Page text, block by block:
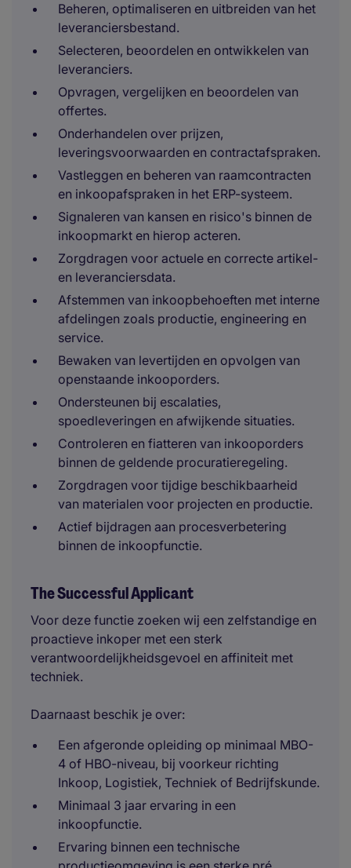
Beheren, optimaliseren en uitbreiden van het
leveranciersbestand.
Selecteren, beoordelen en ontwikkelen van
leveranciers.
Opvragen, vergelijken en beoordelen van
offertes.
Onderhandelen over prijzen,
leveringsvoorwaarden en contractafspraken.
Vastleggen en beheren van raamcontracten
en inkoopafspraken in het ERP-systeem.
Signaleren van kansen en risico's binnen de
inkoopmarkt en hierop acteren.
Zorgdragen voor actuele en correcte artikel-
en leveranciersdata.
Afstemmen van inkoopbehoeften met interne
afdelingen zoals productie, engineering en
service.
Bewaken van levertijden en opvolgen van
openstaande inkooporders.
Ondersteunen bij escalaties,
spoedleveringen en afwijkende situaties.
Controleren en fiatteren van inkooporders
binnen de geldende procuratieregeling.
Zorgdragen voor tijdige beschikbaarheid
van materialen voor projecten en productie.
Actief bijdragen aan procesverbetering
binnen de inkoopfunctie.
The Successful Applicant
Voor deze functie zoeken wij een zelfstandige en
proactieve inkoper met een sterk
verantwoordelijkheidsgevoel en affiniteit met
techniek.
Daarnaast beschik je over:
Een afgeronde opleiding op minimaal MBO-
4 of HBO-niveau, bij voorkeur richting
Inkoop, Logistiek, Techniek of Bedrijfskunde.
Minimaal 3 jaar ervaring in een
inkoopfunctie.
Ervaring binnen een technische